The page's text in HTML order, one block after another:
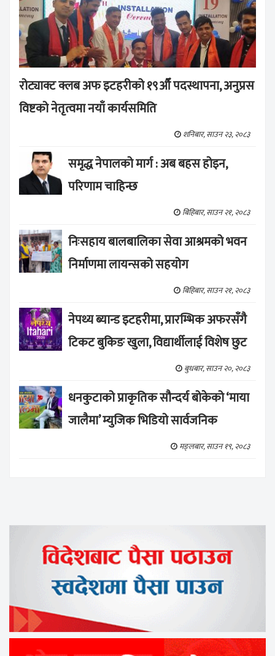
रोट्याक्ट क्लब अफ इटहरीको १९औँ पदस्थापना, अनुप्रस
विष्टको नेतृत्वमा नयाँ कार्यसमिति
शनिबार, साउन २३, २०८३
समृद्ध नेपालको मार्ग : अब बहस होइन,
परिणाम चाहिन्छ
बिहिबार, साउन २१, २०८३
निःसहाय बालबालिका सेवा आश्रमको भवन
निर्माणमा लायन्सको सहयोग
बिहिबार, साउन २१, २०८३
नेपथ्य ब्यान्ड इटहरीमा, प्रारम्भिक अफरसँगै
टिकट बुकिङ खुला, विद्यार्थीलाई विशेष छुट
बुधबार, साउन २०, २०८३
धनकुटाको प्राकृतिक सौन्दर्य बोकेको ‘माया
जालैमा’ म्युजिक भिडियो सार्वजनिक
मङ्लबार, साउन १९, २०८३